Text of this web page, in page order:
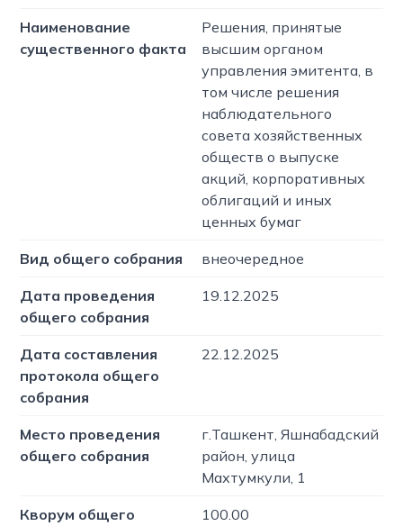
Наименование
существенного факта
Решения, принятые
высшим органом
управления эмитента, в
том числе решения
наблюдательного
совета хозяйственных
обществ о выпуске
акций, корпоративных
облигаций и иных
ценных бумаг
Вид общего собрания внеочередное
Дата проведения
общего собрания
19.12.2025
Дата составления
протокола общего
собрания
22.12.2025
Место проведения
общего собрания
г.Ташкент, Яшнабадский
район, улица
Махтумкули, 1
Кворум общего
100.00